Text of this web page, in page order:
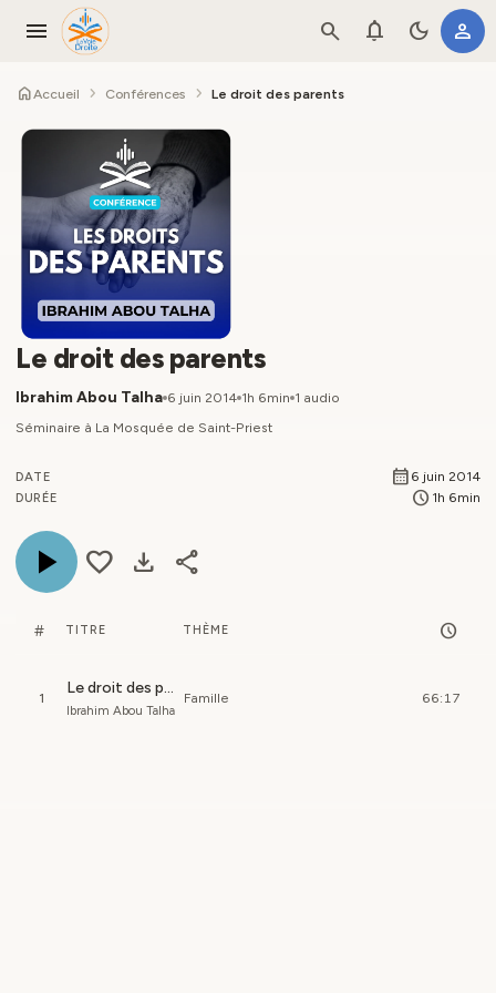
menu search notifications dark_mode person
homeAccueil chevron_right Conférences chevron_right Le droit des parents
Le droit des parents
Ibrahim Abou Talha 6 juin 2014 1h 6min 1 audio
Séminaire à La Mosquée de Saint-Priest
DATE calendar_month 6 juin 2014
DURÉE schedule 1h 6min
play_arrow favorite download share
# TITRE THÈME schedule
1
Le droit des parents
Ibrahim Abou Talha
Famille 66:17